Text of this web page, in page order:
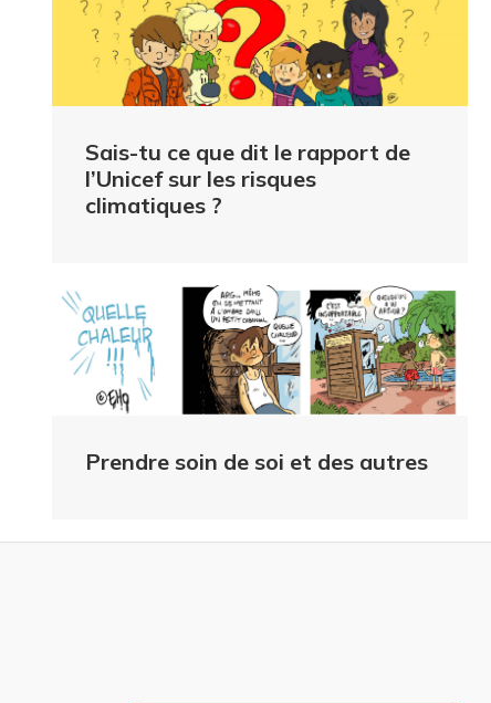
Sais-tu ce que dit le rapport de
l’Unicef sur les risques
climatiques ?
Prendre soin de soi et des autres